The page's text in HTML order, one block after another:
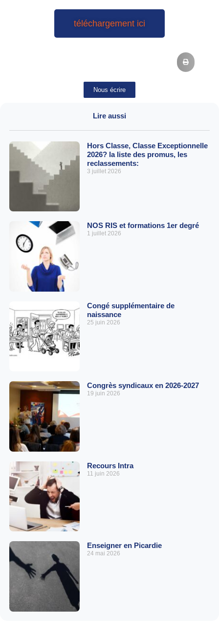
téléchargement ici
Nous écrire
Lire aussi
Hors Classe, Classe Exceptionnelle
2026? la liste des promus, les
reclassements:
3 juillet 2026
NOS RIS et formations 1er degré
1 juillet 2026
Congé supplémentaire de
naissance
25 juin 2026
Congrès syndicaux en 2026-2027
19 juin 2026
Recours Intra
11 juin 2026
Enseigner en Picardie
24 mai 2026